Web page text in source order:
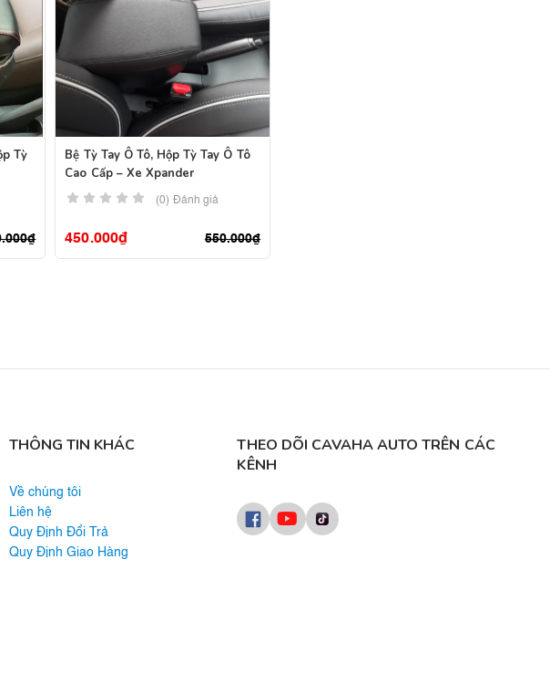
Tỳ
₫
Bệ Tỳ Tay Ô Tô, Hộp Tỳ Tay Ô Tô
Cao Cấp – Xe Xpander
(0) Đánh giá
550.000₫
450.000₫
THÔNG TIN KHÁC
Về chúng tôi
Liên hệ
Quy Định Đổi Trả
Quy Định Giao Hàng
THEO DÕI CAVAHA AUTO TRÊN CÁC
KÊNH